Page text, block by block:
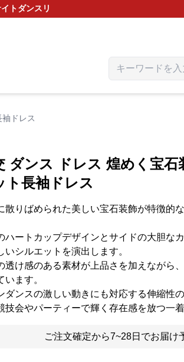
トダンスリ
ドレス
ダンス ドレス 煌めく宝石
ト長袖ドレス
散りばめられた美しい宝石装飾が特徴的
ハートカップデザインとサイドの大胆な
いシルエットを演出します。
透け感のある素材が上品さを加えながら
います。
ダンスの激しい動きにも対応する伸縮性
技会やパーティーで輝く存在感を放つ一着
ご注文確定から7~28日でお届け